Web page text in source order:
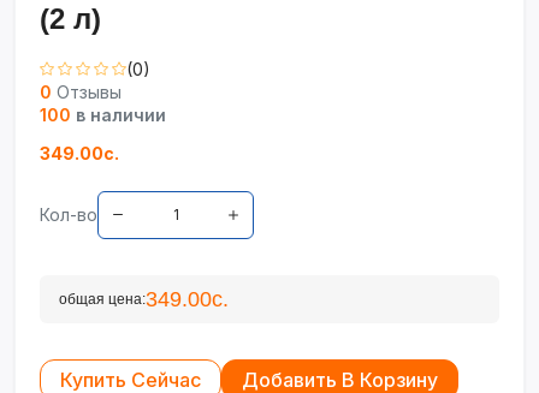
(2 л)
(0)
0 Отзывы
100 в наличии
349.00с.
Кол-во
общая цена:349.00с.
Купить Сейчас Добавить В Корзину